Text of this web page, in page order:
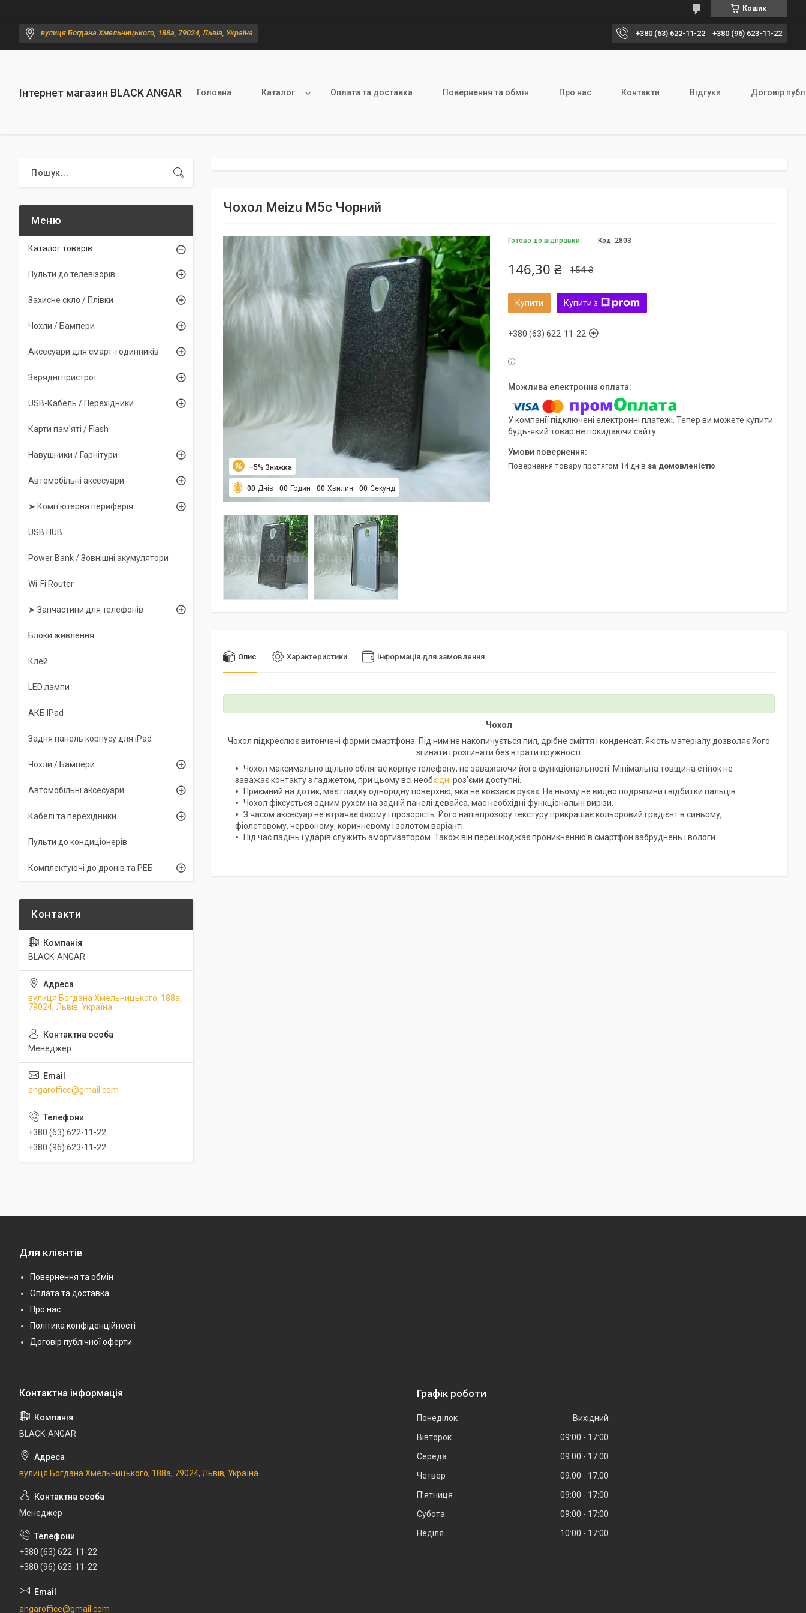
Кошик
вулиця Богдана Хмельницького, 188а, 79024, Львів, Україна +380 (63) 622-11-22 +380 (96) 623-11-22
Інтернет магазин BLACK ANGAR Головна Каталог Оплата та доставка Повернення та обмін Про нас Контакти Відгуки Договір
Чохол Meizu M5c Чорний
–5%
00 Днів 00 Годин 00 Хвилин 00 Секунд
Готово до відправки Код: 2803
154 ₴
146,30 ₴
Купити Купити з
+380 (63) 622-11-22
У компанії підключені електронні платежі. Тепер ви можете купити
будь-який товар не покидаючи сайту.
повернення товару протягом 14 днів за домовленістю
Опис Характеристики Інформація для замовлення
Чохол
Чохол підкреслює витончені форми смартфона. Під ним не накопичується пил, дрібне сміття і конденсат. Якість матеріалу дозволяє його
згинати і розгинати без втрати пружності.
Чохол максимально щільно облягає корпус телефону, не заважаючи його функціональності. Мінімальна товщина стінок не
заважає контакту з гаджетом, при цьому всі необхідні роз'єми доступні.
Приємний на дотик, має гладку однорідну поверхню, яка не ковзає в руках. На ньому не видно подряпини і відбитки пальців.
Чохол фіксується одним рухом на задній панелі девайса, має необхідні функціональні вирізи.
З часом аксесуар не втрачає форму і прозорість. Його напівпрозору текстуру прикрашає кольоровий градієнт в синьому,
фіолетовому, червоному, коричневому і золотом варіанті.
Під час падінь і ударів служить амортизатором. Також він перешкоджає проникненню в смартфон забруднень і вологи.
Каталог товарів
Пульти до телевізорів
Захисне скло / Плівки
Чохли / Бампери
Аксесуари для смарт-годинників
Зарядні пристрої
USB-Кабель / Перехідники
Карти пам'яті / Flash
Навушники / Гарнітури
Автомобільні аксесуари
➤ Комп'ютерна периферія
USB HUB
Power Bank / Зовнішні акумулятори
Wi-Fi Router
➤ Запчастини для телефонів
Блоки живлення
Клей
LED лампи
АКБ IPad
Задня панель корпусу для iPad
Чохли / Бампери
Автомобільні аксесуари
Кабелі та перехідники
Пульти до кондиціонерів
Комплектуючі до дронів та РЕБ
BLACK-ANGAR
вулиця Богдана Хмельницького, 188а,
79024, Львів, Україна
Менеджер
angaroffice@gmail.com
+380 (63) 622-11-22
+380 (96) 623-11-22
Для клієнтів
Повернення та обмін
Оплата та доставка
Про нас
Політика конфіденційності
Договір публічної оферти
BLACK-ANGAR
вулиця Богдана Хмельницького, 188а, 79024, Львів, Україна
Менеджер
+380 (63) 622-11-22
+380 (96) 623-11-22
angaroffice@gmail.com
Графік роботи
Понеділок
Вихідний
Вівторок
09:00
17:00
Середа
09:00
17:00
Четвер
09:00
17:00
Пʼятниця
09:00
17:00
Субота
09:00
17:00
Неділя
10:00 17:00